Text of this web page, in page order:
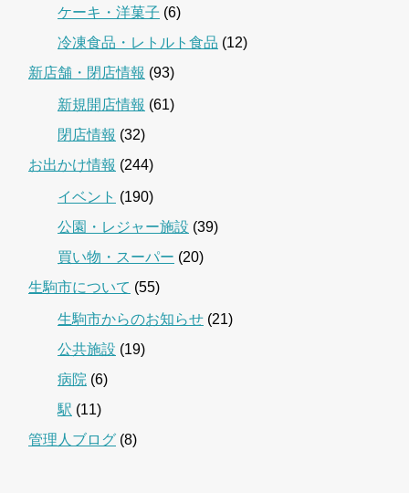
ケーキ・洋菓子 (6)
冷凍食品・レトルト食品 (12)
新店舗・閉店情報 (93)
新規開店情報 (61)
閉店情報 (32)
お出かけ情報 (244)
イベント (190)
公園・レジャー施設 (39)
買い物・スーパー (20)
生駒市について (55)
生駒市からのお知らせ (21)
公共施設 (19)
病院 (6)
駅 (11)
管理人ブログ (8)